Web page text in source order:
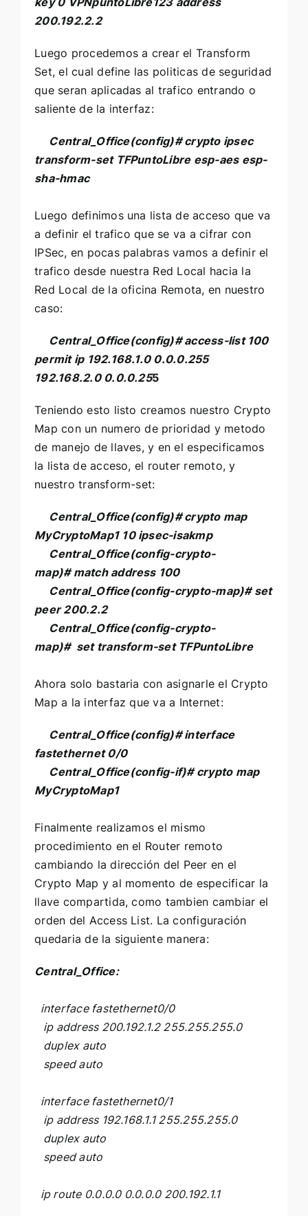
200.192.2.2
Luego procedemos a crear el Transform
Set, el cual define las politicas de seguridad
que seran aplicadas al trafico entrando o
saliente de la interfaz:
Central_Office(config)# crypto ipsec
transform-set TFPuntoLibre esp-aes esp-
sha-hmac
Luego definimos una lista de acceso que va
a definir el trafico que se va a cifrar con
IPSec, en pocas palabras vamos a definir el
trafico desde nuestra Red Local hacia la
Red Local de la oficina Remota, en nuestro
caso:
Central_Office(config)# access-list 100
permit ip 192.168.1.0 0.0.0.255
192.168.2.0 0.0.0.255
Teniendo esto listo creamos nuestro Crypto
Map con un numero de prioridad y metodo
de manejo de llaves, y en el especificamos
la lista de acceso, el router remoto, y
nuestro transform-set:
Central_Office(config)# crypto map
MyCryptoMap1 10 ipsec-isakmp
Central_Office(config-crypto-
map)#match address 100
Central_Office(config-crypto-map)#set
peer 200.2.2
Central_Office(config-crypto-
map)# set transform-set TFPuntoLibre
Ahora solo bastaria con asignarle el Crypto
Map a la interfaz que va a Internet:
Central_Office(config)# interface
fastethernet 0/0
Central_Office(config-if)# crypto map
MyCryptoMap1
Finalmente realizamos el mismo
procedimiento en el Router remoto
cambiando la dirección del Peer en el
Crypto Map y al momento de especificar la
llave compartida, como tambien cambiar el
orden del Access List. La configuración
quedaria de la siguiente manera:
Central_Office:
interface fastethernet0/0
ip address 200.192.1.2 255.255.255.0
duplex auto
speed auto
interface fastethernet0/1
ip address 192.168.1.1 255.255.255.0
duplex auto
speed auto
ip route 0.0.0.0 0.0.0.0 200.192.1.1